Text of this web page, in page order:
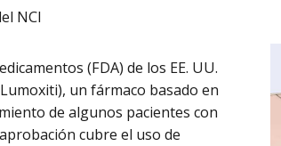
NCI
(FDA) de los EE. UU.
un fármaco basado en
de algunos pacientes con
cubre el uso de